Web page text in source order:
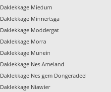
Daklekkage Miedum
Daklekkage Minnertsga
Daklekkage Moddergat
Daklekkage Morra
Daklekkage Munein
Daklekkage Nes Ameland
Daklekkage Nes gem Dongeradeel
Daklekkage Niawier